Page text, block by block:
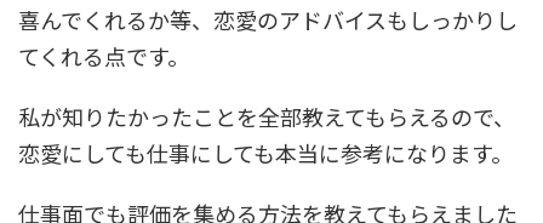
喜んでくれるか等、恋愛のアドバイスもしっかりし
てくれる点です。
私が知りたかったことを全部教えてもらえるので、
恋愛にしても仕事にしても本当に参考になります。
仕事面でも評価を集める方法を教えてもらえました